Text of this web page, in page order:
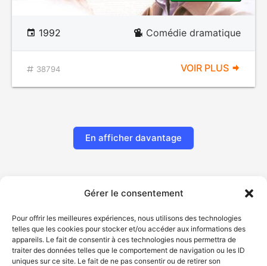
Gérer le consentement
Pour offrir les meilleures expériences, nous utilisons des technologies
telles que les cookies pour stocker et/ou accéder aux informations des
appareils. Le fait de consentir à ces technologies nous permettra de
traiter des données telles que le comportement de navigation ou les ID
uniques sur ce site. Le fait de ne pas consentir ou de retirer son
1992 Comédie dramatique
38794 VOIR PLUS
En afficher davantage
© Gouvernement du Québec, 2026